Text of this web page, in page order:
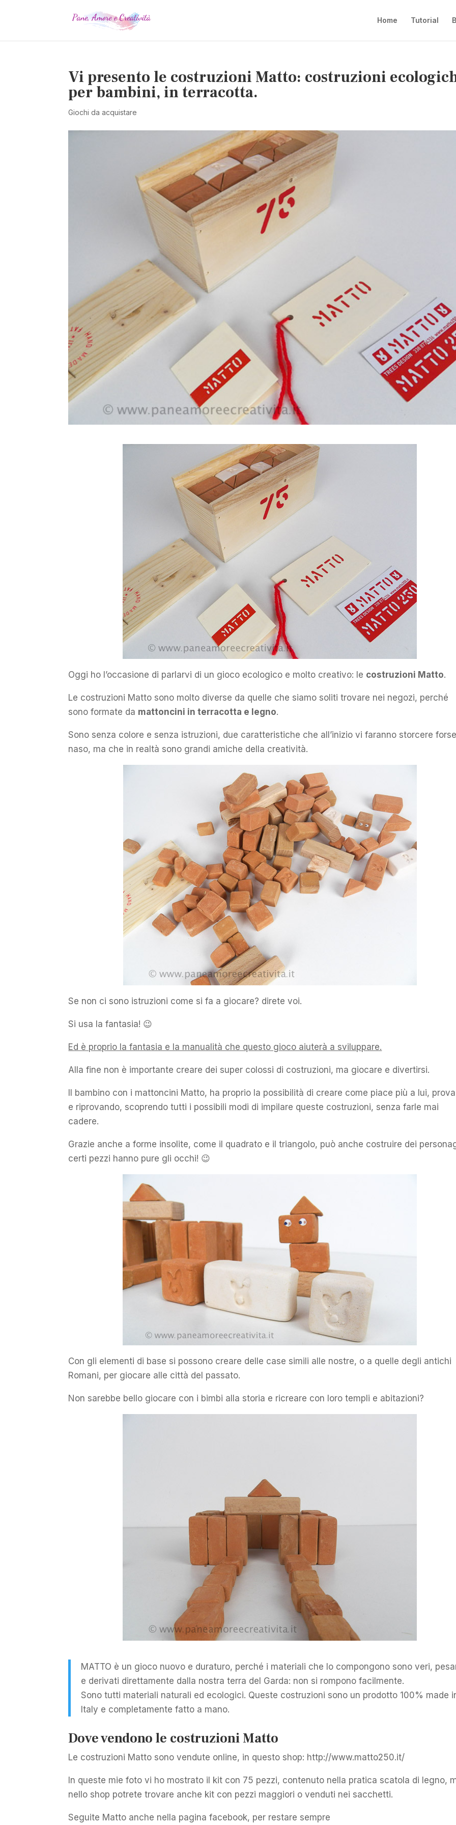
Home Tutorial
Vi presento le costruzioni Matto: costruzioni
per bambini, in terracotta.
Giochi da acquistare
Oggi ho l’occasione di parlarvi di un gioco ecologico e molto creativo: le costruzioni Matto.
Le costruzioni Matto sono molto diverse da quelle che siamo soliti trovare nei negozi, perché
sono formate da mattoncini in terracotta e legno.
Sono senza colore e senza istruzioni, due caratteristiche che all’inizio vi faranno storcere
naso, ma che in realtà sono grandi amiche della creatività.
Se non ci sono istruzioni come si fa a giocare? direte voi.
Si usa la fantasia! 😉
Ed è proprio la fantasia e la manualità che questo gioco aiuterà a sviluppare.
Alla fine non è importante creare dei super colossi di costruzioni, ma giocare e divertirsi.
Il bambino con i mattoncini Matto, ha proprio la possibilità di creare come piace più a lui,
e riprovando, scoprendo tutti i possibili modi di impilare queste costruzioni, senza farle mai
cadere.
Grazie anche a forme insolite, come il quadrato e il triangolo, può anche costruire dei
certi pezzi hanno pure gli occhi! 😉
Con gli elementi di base si possono creare delle case simili alle nostre, o a quelle degli antichi
Romani, per giocare alle città del passato.
Non sarebbe bello giocare con i bimbi alla storia e ricreare con loro templi e abitazioni?
MATTO è un gioco nuovo e duraturo, perché i materiali che lo compongono sono veri,
e derivati direttamente dalla nostra terra del Garda: non si rompono facilmente.
Sono tutti materiali naturali ed ecologici. Queste costruzioni sono un prodotto 100% made
Italy e completamente fatto a mano.
Dove vendono le costruzioni Matto
Le costruzioni Matto sono vendute online, in questo shop: http://www.matto250.it/
In queste mie foto vi ho mostrato il kit con 75 pezzi, contenuto nella pratica scatola di legno,
nello shop potrete trovare anche kit con pezzi maggiori o venduti nei sacchetti.
Seguite Matto anche nella pagina facebook, per restare sempre